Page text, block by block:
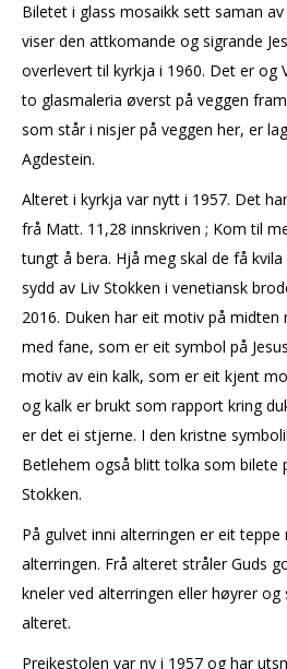
Biletet i glass mosaikk sett saman
viser den attkomande og sigrande
overlevert til kyrkja i 1960. Det er og
to glasmaleria øverst på veggen
som står i nisjer på veggen her, er
Agdestein.
Alteret i kyrkja var nytt i 1957. Det
frå Matt. 11,28 innskriven ; Kom til
tungt å bera. Hjå meg skal de få
sydd av Liv Stokken i venetiansk
2016. Duken har eit motiv på
med fane, som er eit symbol på
motiv av ein kalk, som er eit kjent
og kalk er brukt som rapport kring
er det ei stjerne. I den kristne
Betlehem også blitt tolka som bilete
Stokken.
På gulvet inni alterringen er eit
alterringen. Frå alteret stråler Guds
kneler ved alterringen eller høyrer
alteret.
Preikestolen var ny i 1957 og har